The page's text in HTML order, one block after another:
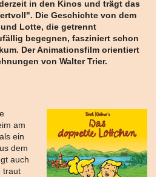
in den Kinos und trägt das
Die Geschichte von dem
Lotte, die getrennt
begegnen, fasziniert schon
Der Animationsfilm orientiert
von Walter Trier.
am
ein
dem
auch
traut